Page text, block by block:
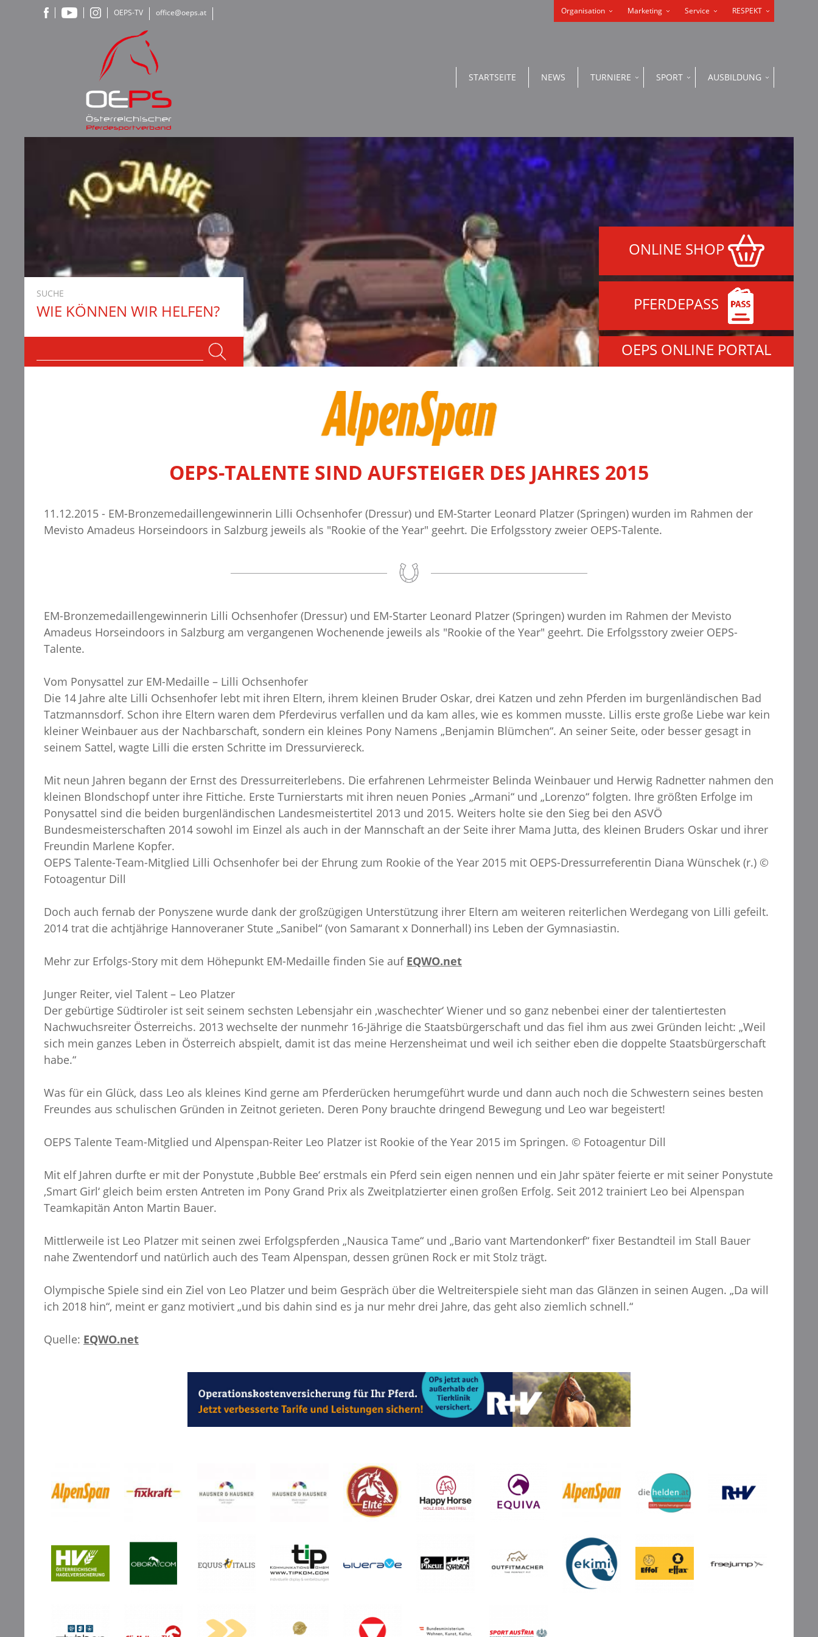
Organisation Marketing Service RESPEKT
STARTSEITE NEWS TURNIERE SPORT AUSBILDUNG
OEPS-TV office@oeps.at
ONLINE SHOP
PFERDEPASS
OEPS ONLINE PORTAL
SUCHE
WIE KÖNNEN WIR HELFEN?
OEPS-TALENTE SIND AUFSTEIGER DES JAHRES 2015
11.12.2015 - EM-Bronzemedaillengewinnerin Lilli Ochsenhofer (Dressur) und EM-Starter Leonard Platzer (Springen) wurden im Rahmen der
Mevisto Amadeus Horseindoors in Salzburg jeweils als "Rookie of the Year" geehrt. Die Erfolgsstory zweier OEPS-Talente.
EM-Bronzemedaillengewinnerin Lilli Ochsenhofer (Dressur) und EM-Starter Leonard Platzer (Springen) wurden im Rahmen der Mevisto
Amadeus Horseindoors in Salzburg am vergangenen Wochenende jeweils als "Rookie of the Year" geehrt. Die Erfolgsstory zweier OEPS-
Talente.
Vom Ponysattel zur EM-Medaille – Lilli Ochsenhofer
Die 14 Jahre alte Lilli Ochsenhofer lebt mit ihren Eltern, ihrem kleinen Bruder Oskar, drei Katzen und zehn Pferden im burgenländischen Bad
Tatzmannsdorf. Schon ihre Eltern waren dem Pferdevirus verfallen und da kam alles, wie es kommen musste. Lillis erste große Liebe war kein
kleiner Weinbauer aus der Nachbarschaft, sondern ein kleines Pony Namens „Benjamin Blümchen“. An seiner Seite, oder besser gesagt in
seinem Sattel, wagte Lilli die ersten Schritte im Dressurviereck.
Mit neun Jahren begann der Ernst des Dressurreiterlebens. Die erfahrenen Lehrmeister Belinda Weinbauer und Herwig Radnetter nahmen den
kleinen Blondschopf unter ihre Fittiche. Erste Turnierstarts mit ihren neuen Ponies „Armani“ und „Lorenzo“ folgten. Ihre größten Erfolge im
Ponysattel sind die beiden burgenländischen Landesmeistertitel 2013 und 2015. Weiters holte sie den Sieg bei den ASVÖ
Bundesmeisterschaften 2014 sowohl im Einzel als auch in der Mannschaft an der Seite ihrer Mama Jutta, des kleinen Bruders Oskar und ihrer
Freundin Marlene Kopfer.
OEPS Talente-Team-Mitglied Lilli Ochsenhofer bei der Ehrung zum Rookie of the Year 2015 mit OEPS-Dressurreferentin Diana Wünschek (r.) ©
Fotoagentur Dill
Doch auch fernab der Ponyszene wurde dank der großzügigen Unterstützung ihrer Eltern am weiteren reiterlichen Werdegang von Lilli gefeilt.
2014 trat die achtjährige Hannoveraner Stute „Sanibel“ (von Samarant x Donnerhall) ins Leben der Gymnasiastin.
Mehr zur Erfolgs-Story mit dem Höhepunkt EM-Medaille finden Sie auf EQWO.net
Junger Reiter, viel Talent – Leo Platzer
Der gebürtige Südtiroler ist seit seinem sechsten Lebensjahr ein ‚waschechter‘ Wiener und so ganz nebenbei einer der talentiertesten
Nachwuchsreiter Österreichs. 2013 wechselte der nunmehr 16-Jährige die Staatsbürgerschaft und das fiel ihm aus zwei Gründen leicht: „Weil
sich mein ganzes Leben in Österreich abspielt, damit ist das meine Herzensheimat und weil ich seither eben die doppelte Staatsbürgerschaft
habe.“
Was für ein Glück, dass Leo als kleines Kind gerne am Pferderücken herumgeführt wurde und dann auch noch die Schwestern seines besten
Freundes aus schulischen Gründen in Zeitnot gerieten. Deren Pony brauchte dringend Bewegung und Leo war begeistert!
OEPS Talente Team-Mitglied und Alpenspan-Reiter Leo Platzer ist Rookie of the Year 2015 im Springen. © Fotoagentur Dill
Mit elf Jahren durfte er mit der Ponystute ‚Bubble Bee‘ erstmals ein Pferd sein eigen nennen und ein Jahr später feierte er mit seiner Ponystute
‚Smart Girl‘ gleich beim ersten Antreten im Pony Grand Prix als Zweitplatzierter einen großen Erfolg. Seit 2012 trainiert Leo bei Alpenspan
Teamkapitän Anton Martin Bauer.
Mittlerweile ist Leo Platzer mit seinen zwei Erfolgspferden „Nausica Tame“ und „Bario vant Martendonkerf“ fixer Bestandteil im Stall Bauer
nahe Zwentendorf und natürlich auch des Team Alpenspan, dessen grünen Rock er mit Stolz trägt.
Olympische Spiele sind ein Ziel von Leo Platzer und beim Gespräch über die Weltreiterspiele sieht man das Glänzen in seinen Augen. „Da will
ich 2018 hin“, meint er ganz motiviert „und bis dahin sind es ja nur mehr drei Jahre, das geht also ziemlich schnell.“
Quelle: EQWO.net